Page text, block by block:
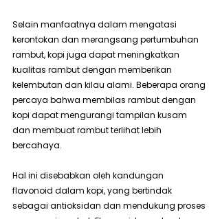
Selain manfaatnya dalam mengatasi
kerontokan dan merangsang pertumbuhan
rambut, kopi juga dapat meningkatkan
kualitas rambut dengan memberikan
kelembutan dan kilau alami. Beberapa orang
percaya bahwa membilas rambut dengan
kopi dapat mengurangi tampilan kusam
dan membuat rambut terlihat lebih
bercahaya.
Hal ini disebabkan oleh kandungan
flavonoid dalam kopi, yang bertindak
sebagai antioksidan dan mendukung proses